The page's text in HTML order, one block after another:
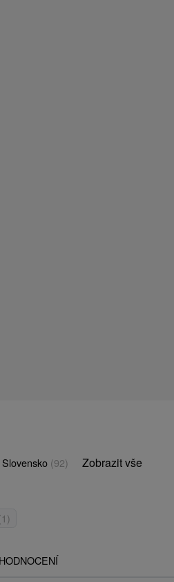
(92) Zobrazit vše